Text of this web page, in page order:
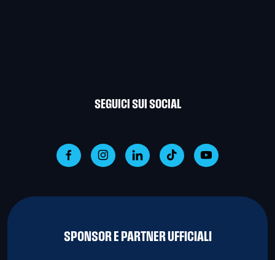
SEGUICI SUI SOCIAL
SPONSOR E PARTNER UFFICIALI